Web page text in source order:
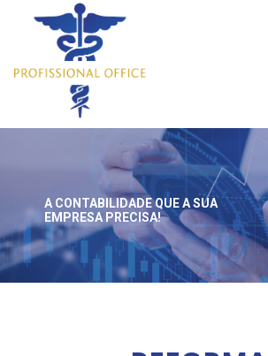
A CONTABILIDADE QUEA SUA
EMPRESA PRECISA!